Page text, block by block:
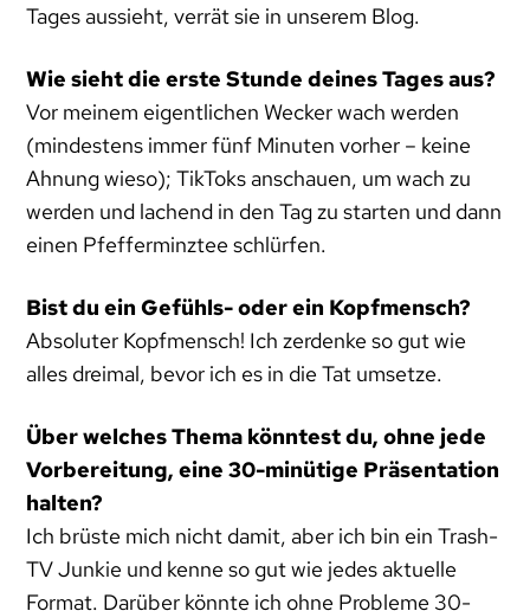
Tages aussieht, verrät sie in unserem Blog.
Wie sieht die erste Stunde deines Tages aus?
Vor meinem eigentlichen Wecker wach werden
(mindestens immer fünf Minuten vorher – keine
Ahnung wieso); TikToks anschauen, um wach zu
werden und lachend in den Tag zu starten und dann
einen Pfefferminztee schlürfen.
Bist du ein Gefühls- oder ein Kopfmensch?
Absoluter Kopfmensch! Ich zerdenke so gut wie
alles dreimal, bevor ich es in die Tat umsetze.
Über welches Thema könntest du, ohne jede
Vorbereitung, eine 30-minütige Präsentation
halten?
Ich brüste mich nicht damit, aber ich bin ein Trash-
TV Junkie und kenne so gut wie jedes aktuelle
Format. Darüber könnte ich ohne Probleme 30-